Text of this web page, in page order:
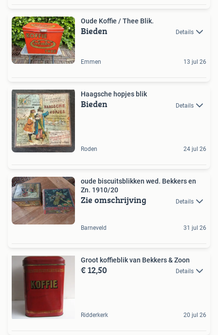
Oude Koffie / Thee Blik.
Bieden Details
Emmen 13 jul 26
Haagsche hopjes blik
Bieden Details
Roden 24 jul 26
oude biscuitsblikken wed. Bekkers en
Zn. 1910/20
Zie omschrijving Details
Barneveld 31 jul 26
Groot koffieblik van Bekkers & Zoon
€ 12,50 Details
Ridderkerk 20 jul 26